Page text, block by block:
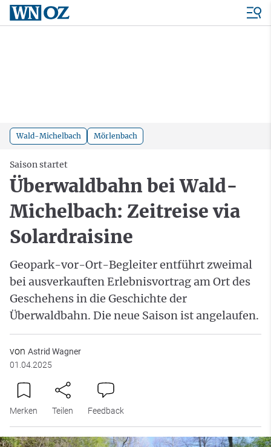
Wald-Michelbach Mörlenbach
Saison startet
Überwaldbahn bei Wald-
Michelbach: Zeitreise via
Solardraisine
Geopark-vor-Ort-Begleiter entführt zweimal
bei ausverkauften Erlebnisvortrag am Ort des
Geschehens in die Geschichte der
Überwaldbahn. Die neue Saison ist angelaufen.
von Astrid Wagner
01.04.2025
Merken Teilen Feedback